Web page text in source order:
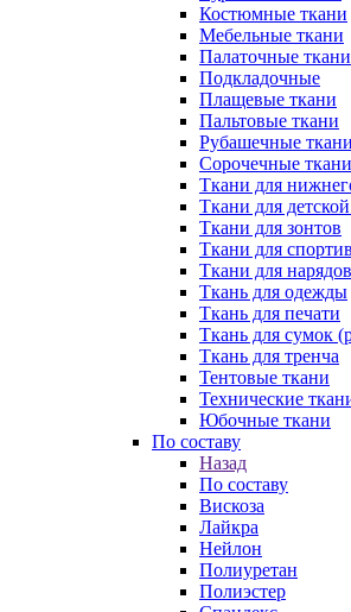
Костюмные ткани
Мебельные ткани
Палаточные ткани
Подкладочные
Плащевые ткани
Пальтовые ткани
Рубашечные ткани
Сорочечные ткани
Ткани для
Ткани для
Ткани для зонтов
Ткани для
Ткани для нарядов
Ткань для одежды
Ткань для печати
Ткань для сумок
Ткань для тренча
Тентовые ткани
Технические
Юбочные ткани
По составу
Назад
По составу
Вискоза
Лайкра
Нейлон
Полиуретан
Полиэстер